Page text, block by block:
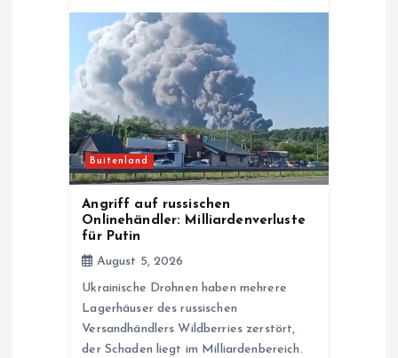
Buitenland
Angriff auf russischen
Onlinehändler: Milliardenverluste
für Putin
August 5, 2026
Ukrainische Drohnen haben mehrere
Lagerhäuser des russischen
Versandhändlers Wildberries zerstört,
der Schaden liegt im Milliardenbereich.